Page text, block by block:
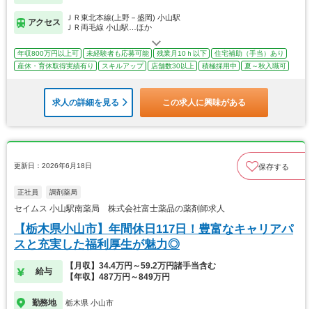
アクセス
ＪＲ東北本線(上野－盛岡) 小山駅
ＪＲ両毛線 小山駅…ほか
年収800万円以上可 未経験者も応募可能 残業月10ｈ以下
住宅補助（手当）あり
産休・育休取得実績有り
スキルアップ 店舗数30以上 積極採用中 夏～秋入職可
求人の詳細を見る この求人に興味がある
更新日：2026年6月18日 保存する
正社員 調剤薬局
セイムス 小山駅南薬局 株式会社富士薬品の薬剤師求人
【栃木県小山市】年間休日117日！豊富なキャリアパ
スと充実した福利厚生が魅力◎
給与
【月収】34.4万円～59.2万円諸手当含む
【年収】487万円～849万円
勤務地 栃木県 小山市